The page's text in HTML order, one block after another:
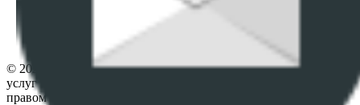
Настройки cookie-файлов
© 2026 Республиканское унитарное предприятие по оказанию
услуг "БелЮрОбеспечение" - Все права защищены авторским
правом